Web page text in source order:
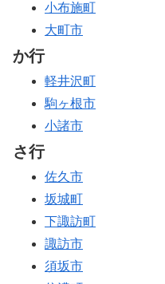
小布施町
大町市
か行
軽井沢町
駒ヶ根市
小諸市
さ行
佐久市
坂城町
下諏訪町
諏訪市
須坂市